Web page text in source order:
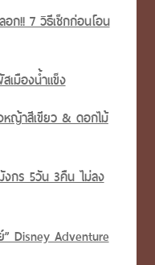
อก!! 7 วิธีเช็กก่อนโอน
เมืองน้ำแข็ง
หญ้าสีเขียว & ดอกไม้
งกร 5วัน 3คืน ไม่ลง
” Disney Adventure